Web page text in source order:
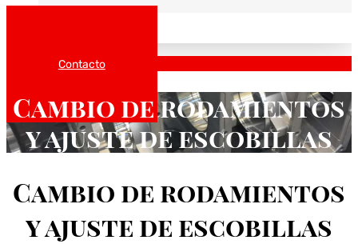
Contacto
Cambio de rodamientos
y ajuste de escobillas
Cambio de rodamientos
y ajuste de escobillas